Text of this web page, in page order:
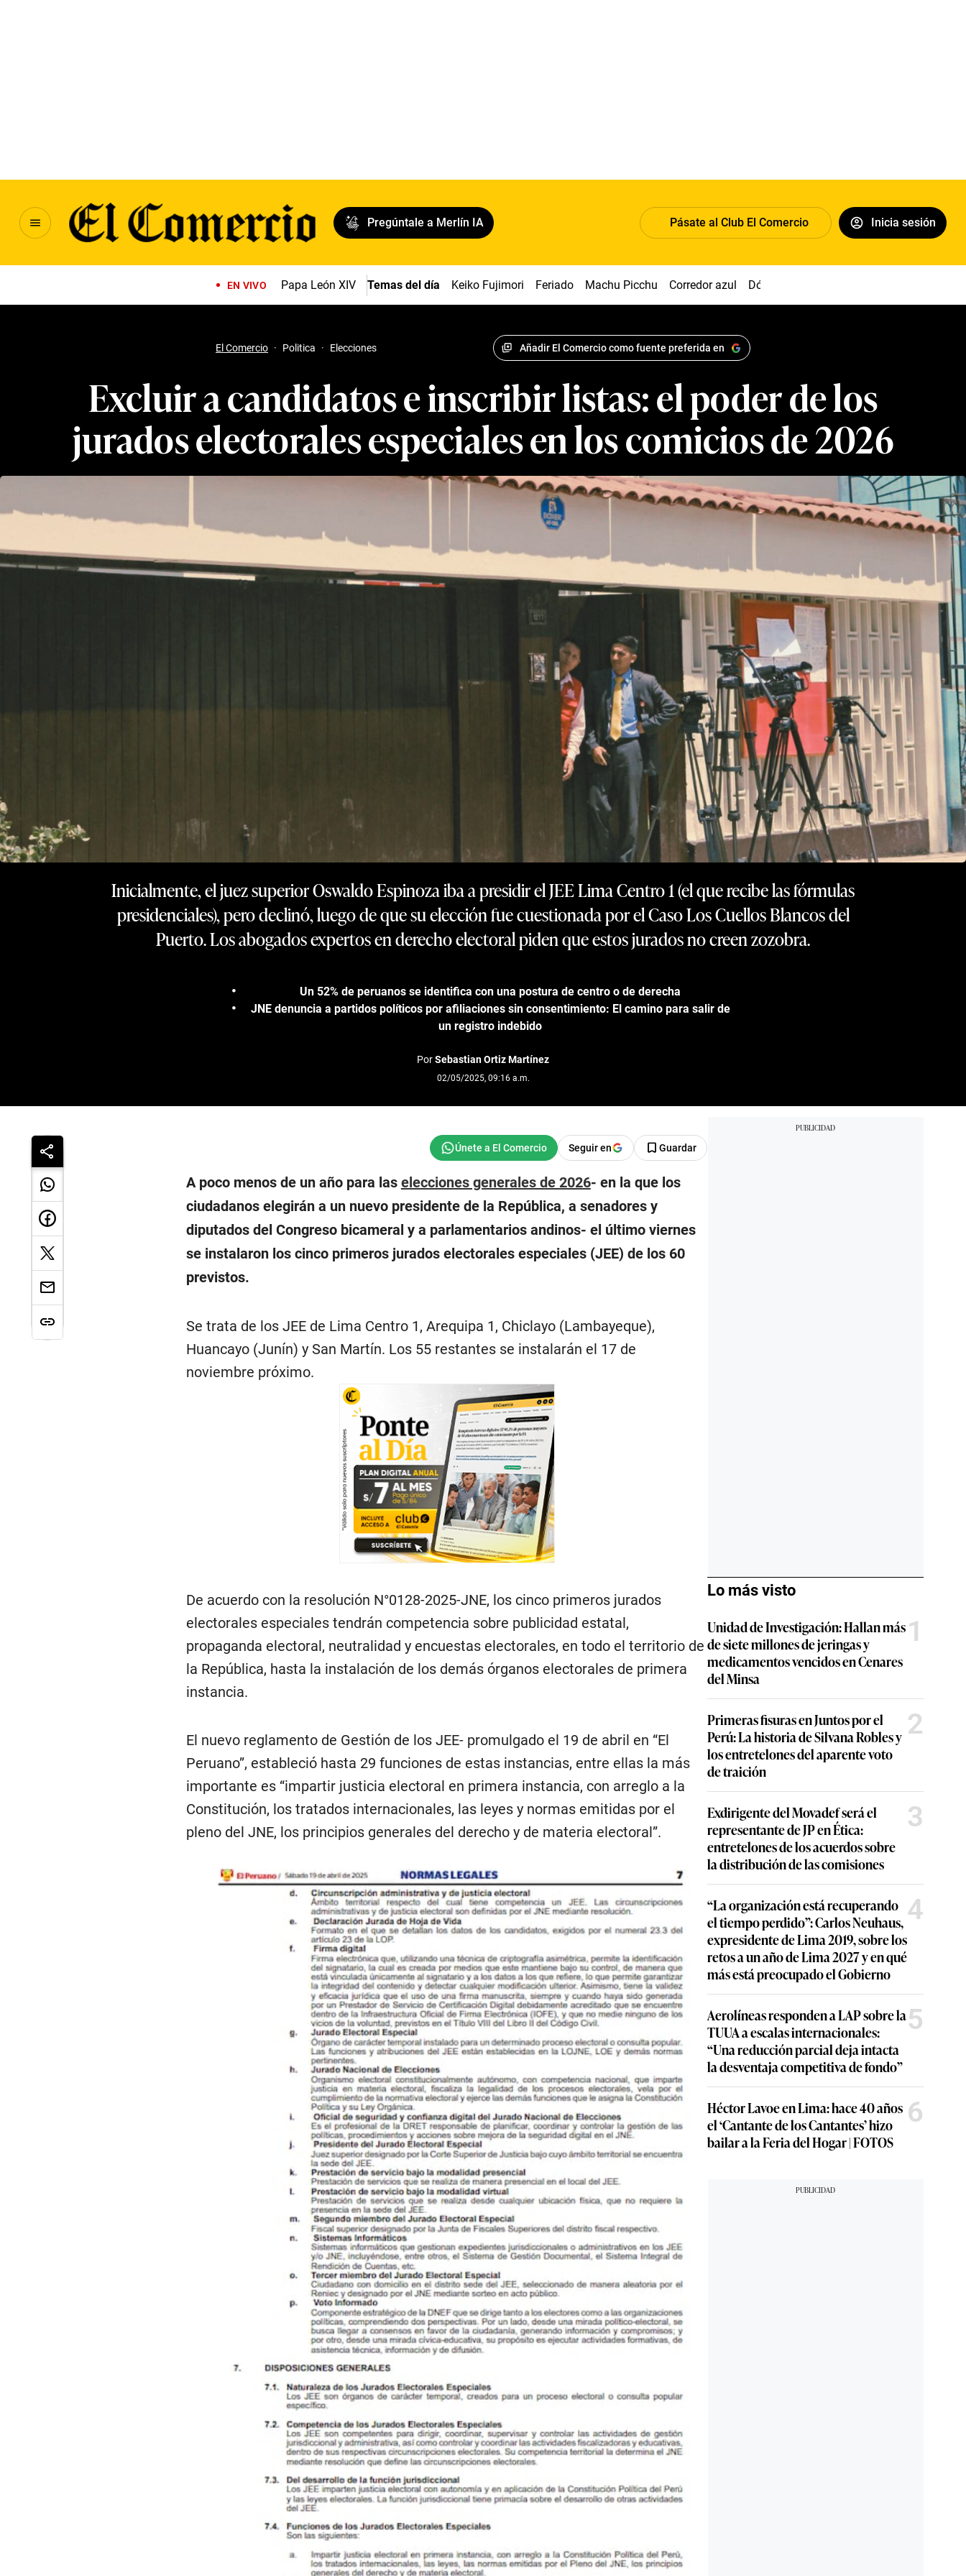
Pregúntale a Merlín IA Pásate al Club El Comercio Inicia sesión
EN VIVO Papa León XIV Temas del día Keiko Fujimori Feriado Machu Picchu Corredor azul Dólar
El Comercio · Politica · Elecciones Añadir El Comercio como fuente preferida en
Excluir a candidatos e inscribir listas: el poder de los
jurados electorales especiales en los comicios de 2026
Inicialmente, el juez superior Oswaldo Espinoza iba a presidir el JEE Lima Centro 1 (el que recibe las fórmulas
presidenciales), pero declinó, luego de que su elección fue cuestionada por el Caso Los Cuellos Blancos del
Puerto. Los abogados expertos en derecho electoral piden que estos jurados no creen zozobra.
Un 52% de peruanos se identifica con una postura de centro o de derecha
JNE denuncia a partidos políticos por afiliaciones sin consentimiento: El camino para salir de
un registro indebido
PorSebastian Ortiz Martínez
02/05/2025, 09:16 a.m.
Seguir en Guardar
A poco menos de un año para las elecciones generales de 2026- en la que los
ciudadanos elegirán a un nuevo presidente de la República, a senadores y
diputados del Congreso bicameral y a parlamentarios andinos- el último viernes
se instalaron los cinco primeros jurados electorales especiales (JEE) de los 60
previstos.
Se trata de los JEE de Lima Centro 1, Arequipa 1, Chiclayo (Lambayeque),
Huancayo (Junín) y San Martín. Los 55 restantes se instalarán el 17 de
noviembre próximo.
De acuerdo con la resolución N°0128-2025-JNE, los cinco primeros jurados
electorales especiales tendrán competencia sobre publicidad estatal,
propaganda electoral, neutralidad y encuestas electorales, en todo el territorio de
la República, hasta la instalación de los demás órganos electorales de primera
instancia.
El nuevo reglamento de Gestión de los JEE- promulgado el 19 de abril en “El
Peruano”, estableció hasta 29 funciones de estas instancias, entre ellas la más
importante es “impartir justicia electoral en primera instancia, con arreglo a la
Constitución, los tratados internacionales, las leyes y normas emitidas por el
pleno del JNE, los principios generales del derecho y de materia electoral”.
Lo más visto
Unidad de Investigación: Hallan más
de siete millones de jeringas y
medicamentos vencidos en Cenares
del Minsa
1
Primeras fisuras en Juntos por el
Perú: La historia de Silvana Robles y
los entretelones del aparente voto
de traición
2
Exdirigente del Movadef será el
representante de JP en Ética:
entretelones de los acuerdos sobre
la distribución de las comisiones
3
“La organización está recuperando
el tiempo perdido”: Carlos Neuhaus,
expresidente de Lima 2019, sobre los
retos a un año de Lima 2027 y en qué
más está preocupado el Gobierno
4
Aerolíneas responden a LAP sobre la
TUUA a escalas internacionales:
“Una reducción parcial deja intacta
la desventaja competitiva de fondo”
5
Héctor Lavoe en Lima: hace 40 años
el ‘Cantante de los Cantantes’ hizo
bailar a la Feria del Hogar | FOTOS
6